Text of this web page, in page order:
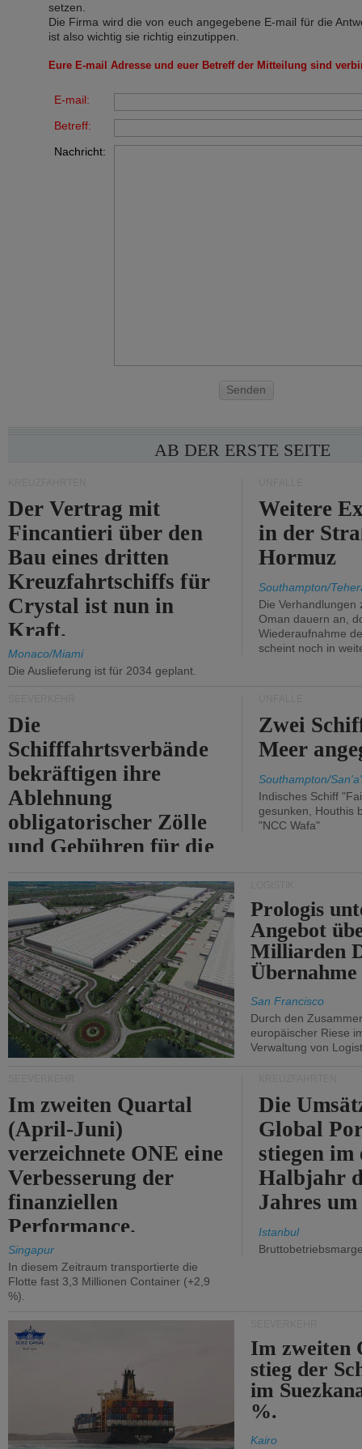
setzen.
Die Firma wird die von euch angegebene E-mail für die
ist also wichtig sie richtig einzutippen.
Eure E-mail Adresse und euer Betreff der Mitteilung sind
E-mail:
Betreff:
Nachricht:
Senden
AB DER ERSTE SEITE
Der Vertrag mit
Fincantieri über den
Bau eines dritten
Kreuzfahrtschiffs für
Crystal ist nun in
Kraft.
Monaco/Miami
Die Auslieferung ist für 2034 geplant.
Weitere
in der
Hormuz
Southampton/
Die Verhandlungen
Oman dauern an,
Wiederaufnahme
scheint noch in
Die
Schifffahrtsverbände
bekräftigen ihre
Ablehnung
obligatorischer Zölle
und Gebühren für die
von Hormuz.
Zwei
Meer
Southampton/
Indisches Schiff
gesunken, Houthis
"NCC Wafa"
Prologis
Angebot
Milliarden
Übernahme
San Francisco
Durch den
europäischer Riese
Verwaltung von
Im zweiten Quartal
(April-Juni)
verzeichnete ONE eine
Verbesserung der
finanziellen
Performance.
Singapur
In diesem Zeitraum transportierte die
Flotte fast 3,3 Millionen Container (+2,9
%).
Die
Global
stiegen im
Halbjahr
Jahres
Istanbul
Im zweiten
stieg der
im
%.
Kairo